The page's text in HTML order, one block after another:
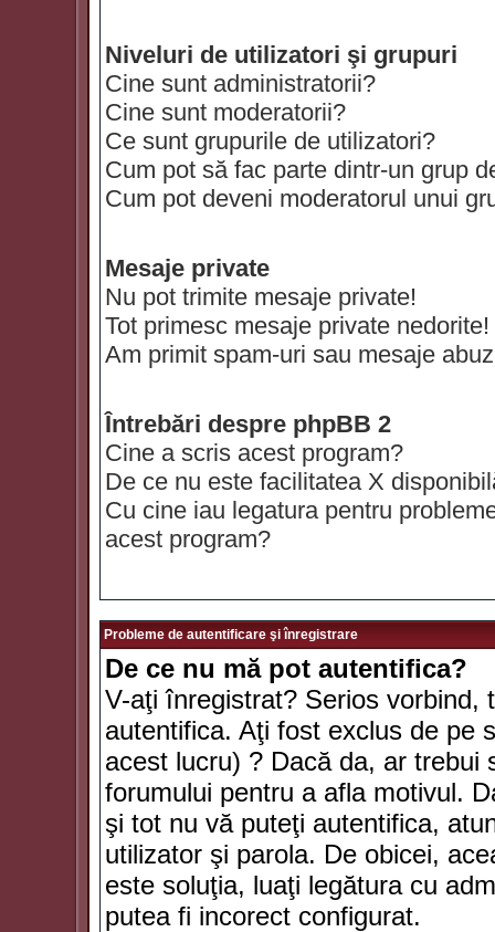
Niveluri de utilizatori şi grupuri
Cine sunt administratorii?
Cine sunt moderatorii?
Ce sunt grupurile de utilizatori?
Cum pot să fac parte dintr-un grup
Cum pot deveni moderatorul unui
Mesaje private
Nu pot trimite mesaje private!
Tot primesc mesaje private nedorite!
Am primit spam-uri sau mesaje
Întrebări despre phpBB 2
Cine a scris acest program?
De ce nu este facilitatea X
Cu cine iau legatura pentru
acest program?
Probleme de autentificare şi înregistrare
De ce nu mă pot autentifica?
V-aţi înregistrat? Serios vorbind,
autentifica. Aţi fost exclus de pe
acest lucru) ? Dacă da, ar trebui
forumului pentru a afla motivul.
şi tot nu vă puteţi autentifica,
utilizator şi parola. De obicei,
este soluţia, luaţi legătura cu
putea fi incorect configurat.